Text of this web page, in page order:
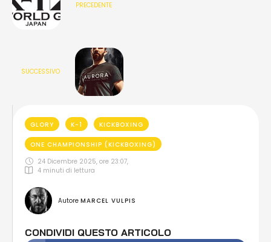
PRECEDENTE
SUCCESSIVO
GLORY K-1 KICKBOXING
ONE CHAMPIONSHIP (KICKBOXING)
24 Dicembre 2025, ore 23:07,
4 minuti di lettura
Autore MARCEL VULPIS
CONDIVIDI QUESTO ARTICOLO